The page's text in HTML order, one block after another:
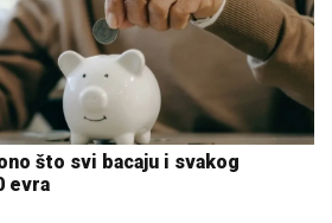
što svi bacaju i svakog
evra